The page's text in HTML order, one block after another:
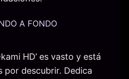
A FONDO
HD’ es vasto y está
por descubrir. Dedica